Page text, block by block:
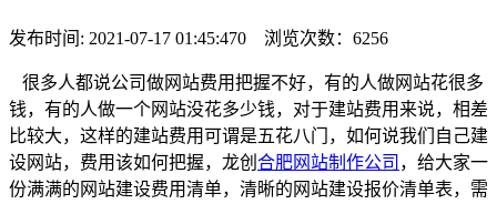
发布时间: 2021-07-17 01:45:470 浏览次数：6256
很多人都说公司做网站费用把握不好，有的人做网站花很多
钱，有的人做一个网站没花多少钱，对于建站费用来说，相差
比较大，这样的建站费用可谓是五花八门，如何说我们自己建
设网站，费用该如何把握，龙创 合肥网站制作公司 ，给大家一
份满满的网站建设费用清单，清晰的网站建设报价清单表，需